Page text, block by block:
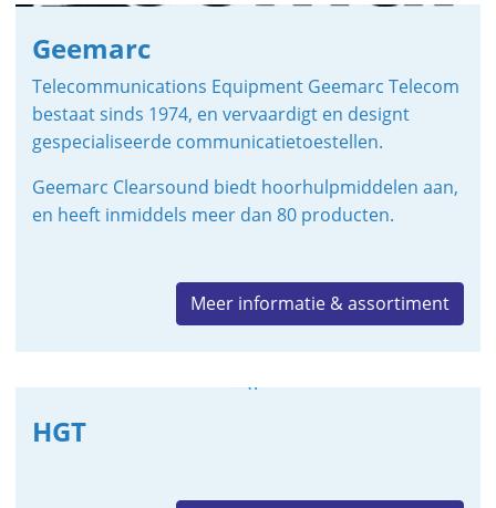
Geemarc
Telecommunications Equipment Geemarc Telecom
bestaat sinds 1974, en vervaardigt en designt
gespecialiseerde communicatietoestellen.
Geemarc Clearsound biedt hoorhulpmiddelen aan,
en heeft inmiddels meer dan 80 producten.
Meer informatie & assortiment
HGT